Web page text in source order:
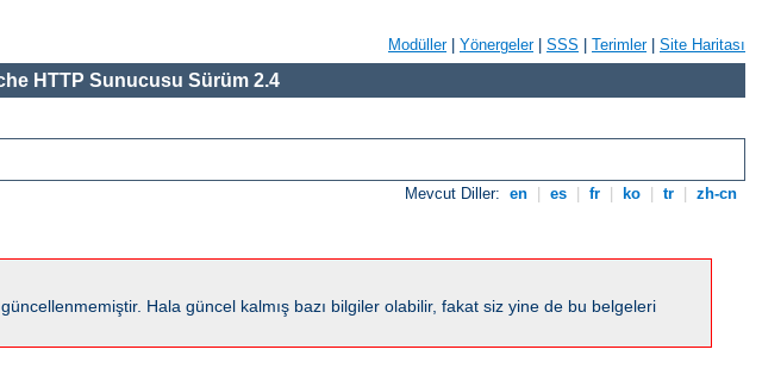
Modüller| Yönergeler| SSS Terimler| Site Haritası
HTTP Sunucusu Sürüm 2.4
Mevcut Diller: en es fr ko tr zh-cn
Hala güncel kalmış bazı bilgiler olabilir, fakat siz yine de bu belgeleri